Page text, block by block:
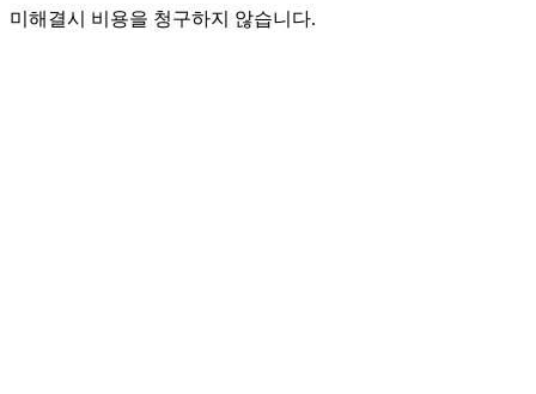
미해결시 비용을 청구하지 않습니다.